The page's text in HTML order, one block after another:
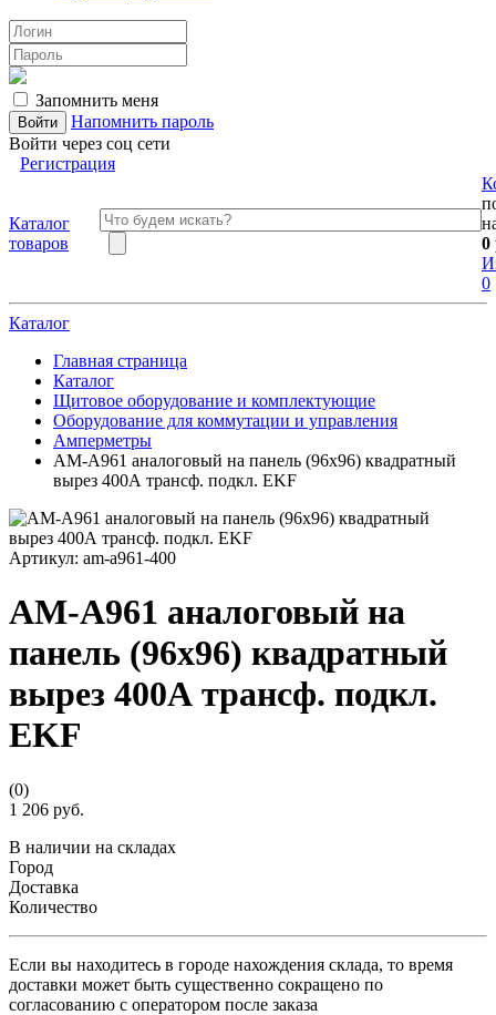
Запомнить меня
Напомнить пароль
Войти через соц сети
Регистрация
Каталог
товаров
0
0
Каталог
Главная страница
Каталог
Щитовое оборудование и комплектующие
Оборудование для коммутации и управления
Амперметры
АМ-A961 аналоговый на панель (96х96) квадратный
вырез 400А трансф. подкл. EKF
Артикул: am-a961-400
АМ-A961 аналоговый на
панель (96х96) квадратный
вырез 400А трансф. подкл.
EKF
(0)
1 206 руб.
В наличии на складах
Город
Доставка
Количество
Если вы находитесь в городе нахождения склада, то время
доставки может быть существенно сокращено по
согласованию с оператором после заказа